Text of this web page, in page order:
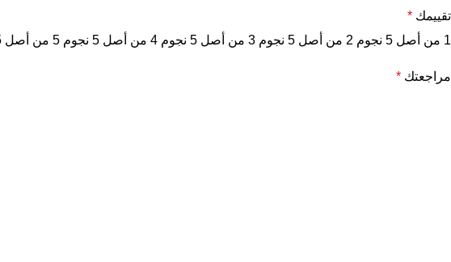
تقييمك *
1 من أصل 5 نجوم
2 من أصل 5 نجوم 3 من أصل 5 نجوم 4 من أصل 5 نجوم 5 من أصل 5 نجوم
مراجعتك *